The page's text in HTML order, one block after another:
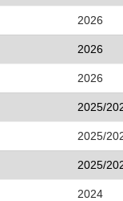
2026
2026
2026
2025/
2025/
2025/
2024